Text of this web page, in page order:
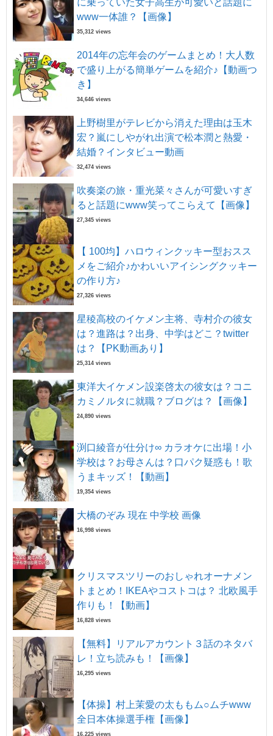
に乗っていた女子高生が可愛いと話題に
www一体誰？【画像】
35,312 views
2014年の忘年会のゲームまとめ！大人数
で盛り上がる簡単ゲームを紹介♪【動画つ
き】
34,646 views
上野樹里がテレビから消えた理由は玉木
宏？嵐にしやがれ出演で松本潤と熱愛・
結婚？インタビュー動画
32,474 views
吹奏楽の旅・重光菜々さんが可愛いすぎ
ると話題にwww笑ってこらえて【画像】
27,345 views
【 100均】ハロウィンクッキー型おスス
メをご紹介♪かわいいアイシングクッキー
の作り方♪
27,326 views
星稜高校のイケメン主将、寺村介の彼女
は？進路は？出身、中学はどこ？twitter
は？【PK動画あり】
25,314 views
東洋大イケメン設楽啓太の彼女は？コニ
カミノルタに就職？ブログは？【画像】
24,890 views
渕口綾音が仕分け∞ カラオケに出場！小
学校は？お母さんは？口パク疑惑も！歌
うまキッズ！【動画】
19,354 views
大橋のぞみ 現在 中学校 画像
16,998 views
クリスマスツリーのおしゃれオーナメン
トまとめ！IKEAやコストコは？ 北欧風手
作りも！【動画】
16,828 views
【無料】リアルアカウント３話のネタバ
レ！立ち読みも！【画像】
16,295 views
【体操】村上茉愛の太ももム○ムチwww
全日本体操選手権【画像】
16,225 views